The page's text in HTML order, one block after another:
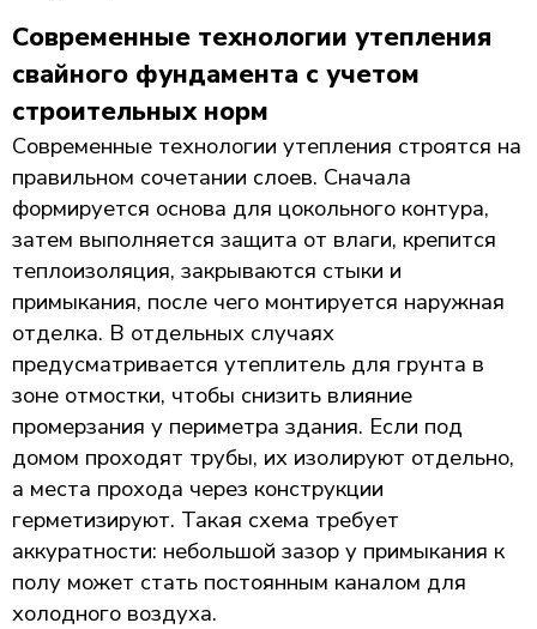
Современные технологии утепления
свайного фундамента с учетом
строительных норм
Современные технологии утепления строятся на
правильном сочетании слоев. Сначала
формируется основа для цокольного контура,
затем выполняется защита от влаги, крепится
теплоизоляция, закрываются стыки и
примыкания, после чего монтируется наружная
отделка. В отдельных случаях
предусматривается утеплитель для грунта в
зоне отмостки, чтобы снизить влияние
промерзания у периметра здания. Если под
домом проходят трубы, их изолируют отдельно,
а места прохода через конструкции
герметизируют. Такая схема требует
аккуратности: небольшой зазор у примыкания к
полу может стать постоянным каналом для
холодного воздуха.